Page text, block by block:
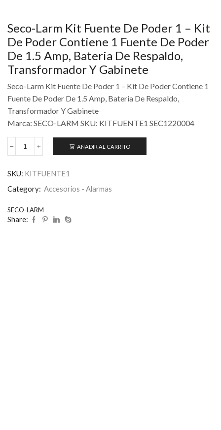
Seco-Larm Kit Fuente De Poder 1 – Kit
De Poder Contiene 1 Fuente De Poder
De 1.5 Amp, Bateria De Respaldo,
Transformador Y Gabinete
Seco-Larm Kit Fuente De Poder 1 – Kit De Poder Contiene 1
Fuente De Poder De 1.5 Amp, Bateria De Respaldo,
Transformador Y Gabinete
Marca: SECO-LARM SKU: KITFUENTE1 SEC1220004
AÑADIR AL CARRITO
SKU: KITFUENTE1
Category: Accesorios - Alarmas
SECO-LARM
Share: